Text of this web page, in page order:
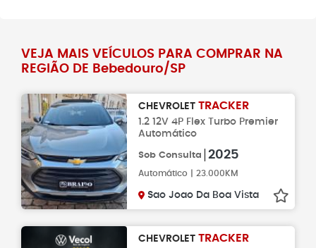
VEJA MAIS VEÍCULOS PARA COMPRAR NA
REGIÃO DE Bebedouro/SP
CHEVROLET TRACKER
1.2 12V 4P Flex Turbo Premier
Automático
Sob Consulta 2025
Automático | 23.000KM
Sao Joao Da Boa Vista
CHEVROLET TRACKER